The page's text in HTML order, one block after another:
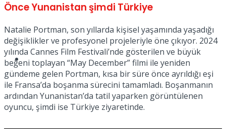
Sinema
Önce Yunanistan şimdi Türkiye
Natalie Portman, son yıllarda kişisel yaşamında yaşadığı
değişiklikler ve profesyonel projeleriyle öne çıkıyor. 2024
yılında Cannes Film Festivali’nde gösterilen ve büyük
beğeni toplayan “May December” filmi ile yeniden
gündeme gelen Portman, kısa bir süre önce ayrıldığı eşi
ile Fransa’da boşanma sürecini tamamladı. Boşanmanın
ardından Yunanistan’da tatil yaparken görüntülenen
oyuncu, şimdi ise Türkiye ziyaretinde.